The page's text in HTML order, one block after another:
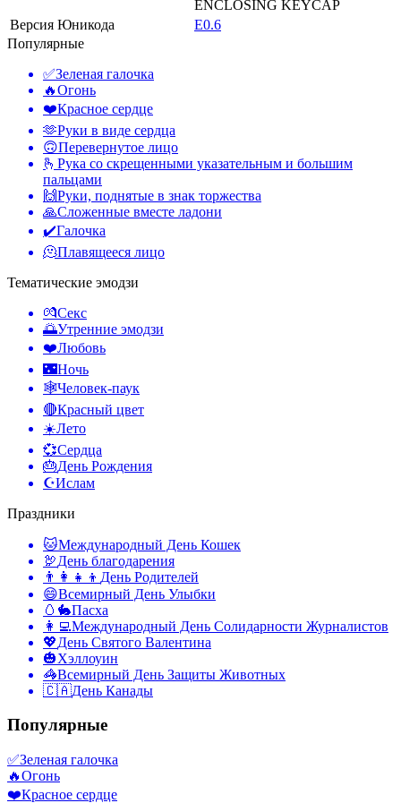
ENCLOSING KEYCAP
Версия Юникода
E0.6
Популярные
✅Зеленая галочка
🔥Огонь
❤️Красное сердце
🫶Руки в виде сердца
🙃Перевернутое лицо
🫰 Рука со скрещенными указательным и большим
пальцами
🙌Руки, поднятые в знак торжества
🙏Сложенные вместе ладони
✔️Галочка
🫠Плавящееся лицо
Тематические эмодзи
💏Секс
🌅Утренние эмодзи
❤️Любовь
🌃Ночь
🕸️Человек-паук
🔴Красный цвет
☀️Лето
💞Сердца
🎂День Рождения
☪️Ислам
Праздники
🐱Международный День Кошек
🦃День благодарения
👨‍👩‍👧‍👦 День Родителей
😄Всемирный День Улыбки
🥚🐇Пасха
👩‍💻Международный День Солидарности Журналистов
💖День Святого Валентина
🎃Хэллоуин
🦓Всемирный День Защиты Животных
🇨🇦День Канады
Популярные
✅Зеленая галочка
🔥Огонь
❤️Красное сердце